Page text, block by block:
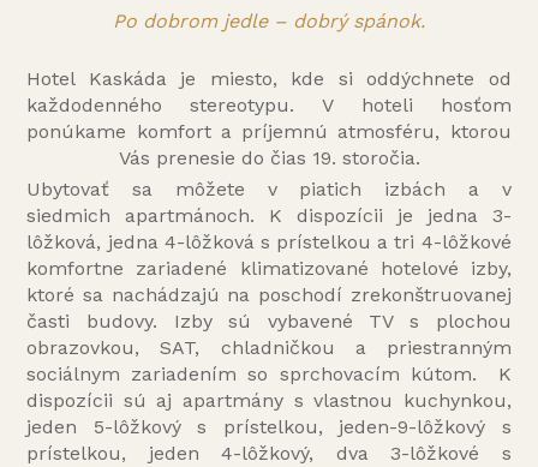
Po dobrom jedle – dobrý spánok.
Hotel Kaskáda je miesto, kde si oddýchnete od
každodenného stereotypu. V hoteli hosťom
ponúkame komfort a príjemnú atmosféru, ktorou
Vás prenesie do čias 19. storočia.
Ubytovať sa môžete v piatich izbách a v
siedmich apartmánoch. K dispozícii je jedna 3-
lôžková, jedna 4-lôžková s prístelkou a tri 4-lôžkové
komfortne zariadené klimatizované hotelové izby,
ktoré sa nachádzajú na poschodí zrekonštruovanej
časti budovy. Izby sú vybavené TV s plochou
obrazovkou, SAT, chladničkou a priestranným
sociálnym zariadením so sprchovacím kútom. K
dispozícii sú aj apartmány s vlastnou kuchynkou,
jeden 5-lôžkový s prístelkou, jeden-9-lôžkový s
prístelkou, jeden 4-lôžkový, dva 3-lôžkové s